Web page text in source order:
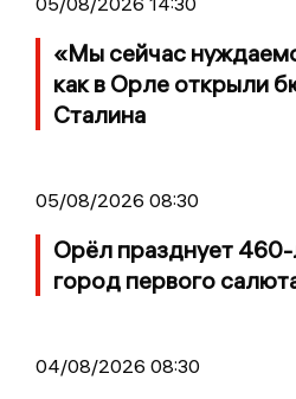
«Мы сейчас
как в Орле открыли
Сталина
05/08/2026 08:30
Орёл празднует 460-
город первого
04/08/2026 08:30